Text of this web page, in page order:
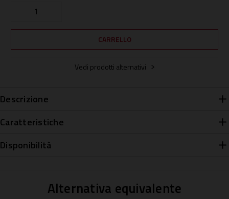
Vedi prodotti alternativi
Descrizione
Caratteristiche
Disponibilità
Alternativa equivalente